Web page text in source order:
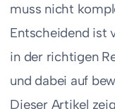
muss nicht
Entscheidend ist
in der richtigen
und dabei auf
Dieser Artikel